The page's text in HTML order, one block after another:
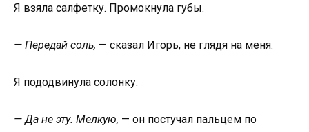
Я взяла салфетку. Промокнула губы.
— Передай соль, — сказал Игорь, не глядя на меня.
Я пододвинула солонку.
— Да не эту. Мелкую, — он постучал пальцем по